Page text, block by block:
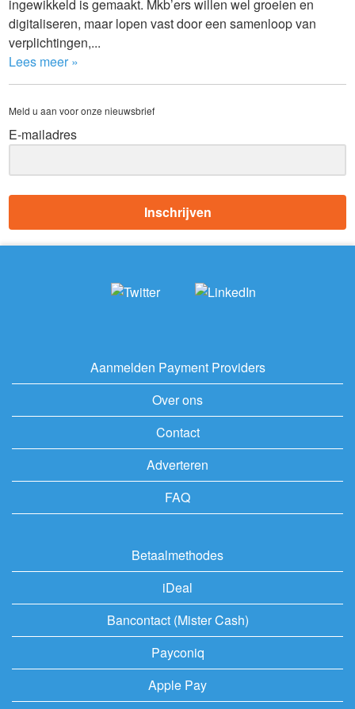
ingewikkeld is gemaakt. Mkb’ers willen wel groeien en
digitaliseren, maar lopen vast door een samenloop van
verplichtingen,...
Lees meer »
Meld u aan voor onze nieuwsbrief
E-mailadres
Inschrijven
Aanmelden Payment Providers
Over ons
Contact
Adverteren
FAQ
Betaalmethodes
iDeal
Bancontact (Mister Cash)
Payconiq
Apple Pay